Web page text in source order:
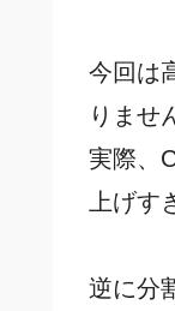
今回は
りませ
実際、
上げ
逆に分